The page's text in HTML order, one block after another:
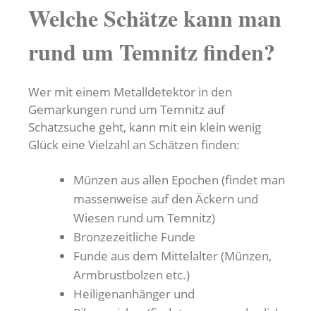
Welche Schätze kann man
rund um Temnitz finden?
Wer mit einem Metalldetektor in den
Gemarkungen rund um Temnitz auf
Schatzsuche geht, kann mit ein klein wenig
Glück eine Vielzahl an Schätzen finden:
Münzen aus allen Epochen (findet man
massenweise auf den Äckern und
Wiesen rund um Temnitz)
Bronzezeitliche Funde
Funde aus dem Mittelalter (Münzen,
Armbrustbolzen etc.)
Heiligenanhänger und